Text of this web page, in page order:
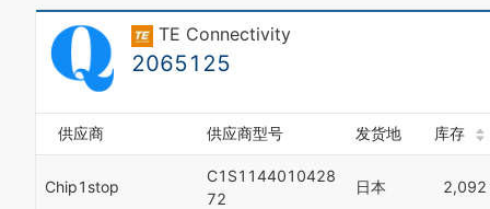
TE Connectivity
2065125
供应商 供应商型号 发货地 库存
Chip1stop
C1S1144010428
72
日本 2,092